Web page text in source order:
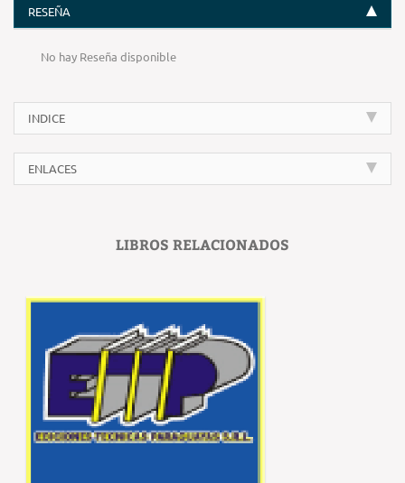
RESEÑA
No hay Reseña disponible
INDICE
ENLACES
LIBROS RELACIONADOS